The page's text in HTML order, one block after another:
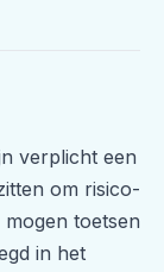
verplicht een
om risico-
toetsen
in het